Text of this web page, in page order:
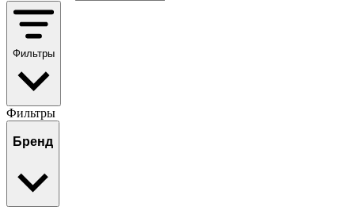
Фильтры
Фильтры
Бренд